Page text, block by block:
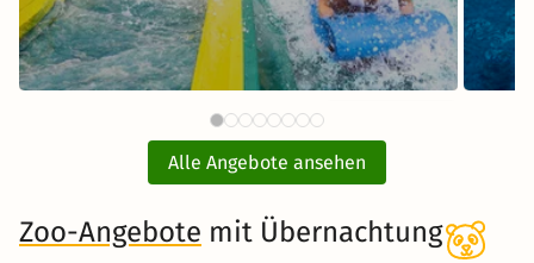
ab87 €
Therme Erding mit
Übernachtung
inkl. Übernachtung und Frühstück
Alle Angebote ansehen
Zoo-Angebote mit Übernachtung